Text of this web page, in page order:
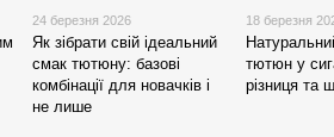
24 березня 2026
Як зібрати свій ідеальний
смак тютюну: базові
комбінації для новачків і
не лише
18 березня
тютюн у
різниця та